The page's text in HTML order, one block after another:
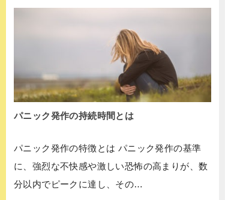
パニック発作の持続時間とは
パニック発作の特徴とは パニック発作の基準
に、強烈な不快感や激しい恐怖の高まりが、数
分以内でピークに達し、その…